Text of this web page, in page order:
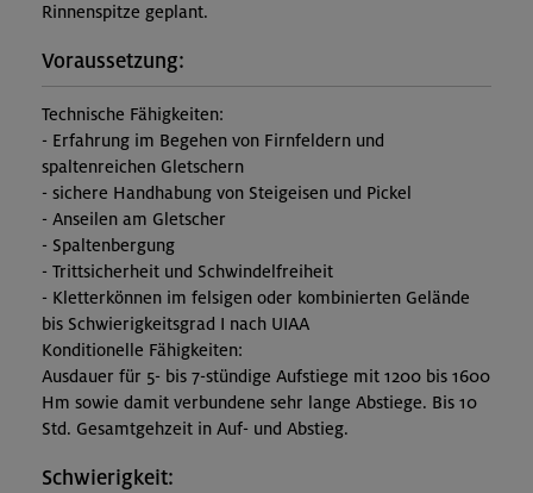
Rinnenspitze geplant.
Voraussetzung:
Technische Fähigkeiten:
- Erfahrung im Begehen von Firnfeldern und
spaltenreichen Gletschern
- sichere Handhabung von Steigeisen und Pickel
- Anseilen am Gletscher
- Spaltenbergung
- Trittsicherheit und Schwindelfreiheit
- Kletterkönnen im felsigen oder kombinierten Gelände
bis Schwierigkeitsgrad I nach UIAA
Konditionelle Fähigkeiten:
Ausdauer für 5- bis 7-stündige Aufstiege mit 1200 bis 1600
Hm sowie damit verbundene sehr lange Abstiege. Bis 10
Std. Gesamtgehzeit in Auf- und Abstieg.
Schwierigkeit: